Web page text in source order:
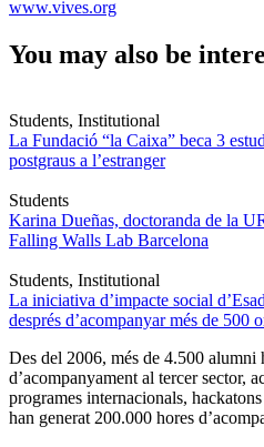
www.vives.org
You may also be
Students, Institutional
La Fundació “la Caixa” beca 3
postgraus a l’estranger
Students
Karina Dueñas, doctoranda de la
Falling Walls Lab Barcelona
Students, Institutional
La iniciativa d’impacte social
després d’acompanyar més de 500
Des del 2006, més de 4.500 alumni
d’acompanyament al tercer sector,
programes internacionals,
han generat 200.000 hores